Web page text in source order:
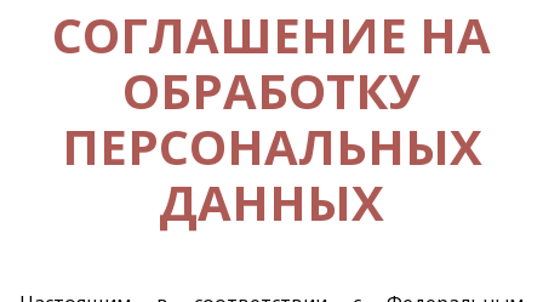
СОГЛАШЕНИЕ НА
ОБРАБОТКУ
ПЕРСОНАЛЬНЫХ
ДАННЫХ